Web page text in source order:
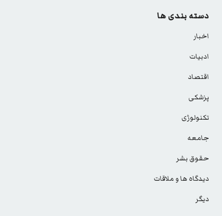
دسته بندی ها
اخبار
ادبیات
اقتصاد
پزشکی
تکنولوژی
جامعه
حقوق بشر
دیدگاه ها و ملاقات
دیگر